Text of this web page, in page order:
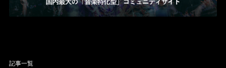
記事一覧